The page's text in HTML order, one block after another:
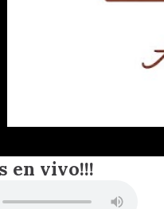
en vivo!!!